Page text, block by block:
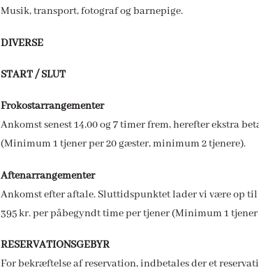
Musik, transport, fotograf og barnepige.
DIVERSE
START / SLUT
Frokostarrangementer
Ankomst senest 14.00 og 7 timer frem, herefter ekstra
(Minimum 1 tjener per 20 gæster, minimum 2 tjenere).
Aftenarrangementer
Ankomst efter aftale. Sluttidspunktet lader vi være op
395 kr. per påbegyndt time per tjener (Minimum 1
RESERVATIONSGEBYR
For bekræftelse af reservation, indbetales der et